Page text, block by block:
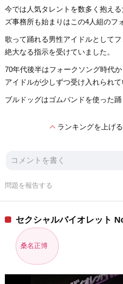
今では人気タレントを数多く抱え
ズ事務所も始まりはこの4人組のフ
歌って踊れる男性アイドルとして
絶大なる指示を受けていました。
70年代後半はフォークソング時代
アイドルが少しずつ受け入れられて
ブルドッグはゴムバンドを使った踊
expand_lessランキングを上げる
問題を報告する
セクシャルバイオレット
桑名正博